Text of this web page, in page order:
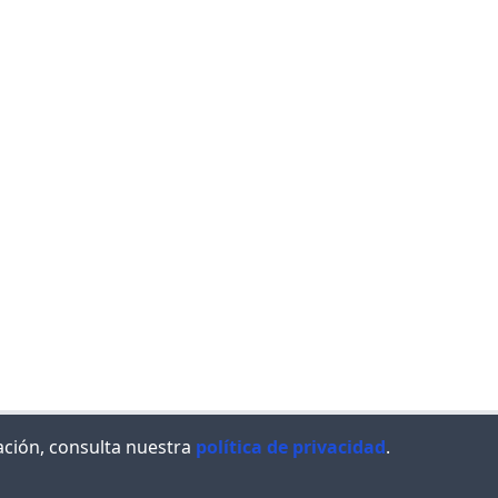
consulta nuestra política de privacidad.